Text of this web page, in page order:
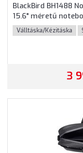
BlackBird BH1488
15.6" méretű
Válltáska/Kézitáska
3